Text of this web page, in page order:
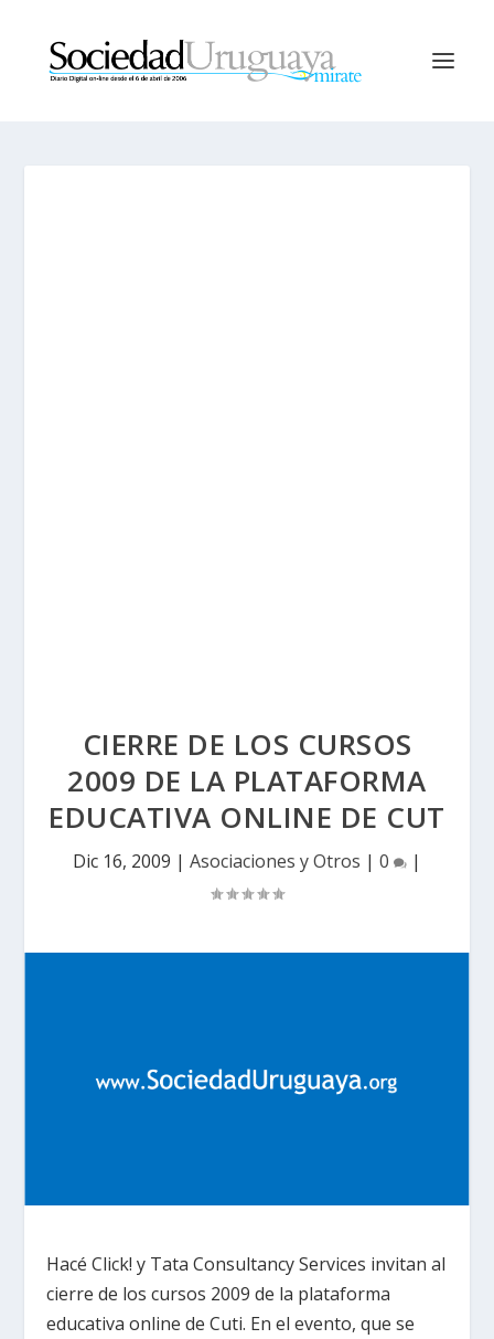
CIERRE DE LOS CURSOS
2009 DE LA PLATAFORMA
EDUCATIVA ONLINE DE CUT
Dic 16, 2009 | Asociaciones y Otros | 0 |
Hacé Click! y Tata Consultancy Services invitan al
cierre de los cursos 2009 de la plataforma
educativa online de Cuti. En el evento, que se